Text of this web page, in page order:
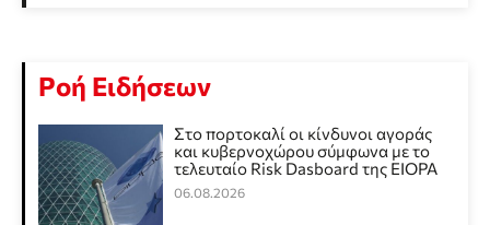
Ροή Ειδήσεων
Στο πορτοκαλί οι κίνδυνοι αγοράς
και κυβερνοχώρου σύμφωνα με το
τελευταίο Risk Dasboard της EIOPA
06.08.2026